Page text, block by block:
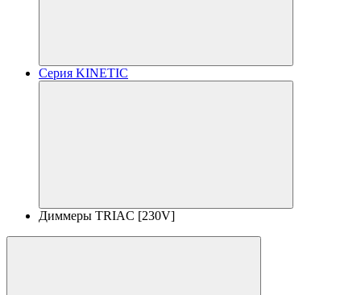
Серия KINETIC
Диммеры TRIAC [230V]